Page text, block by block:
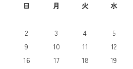
日
月 火 水
2
3 4 5
9
10 11 12
16
17 18 19